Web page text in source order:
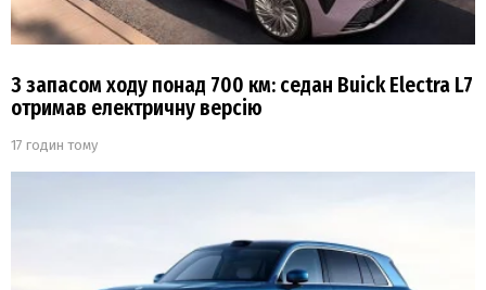
З запасом ходу понад 700 км: седан Buick Electra L7
отримав електричну версію
17 годин тому